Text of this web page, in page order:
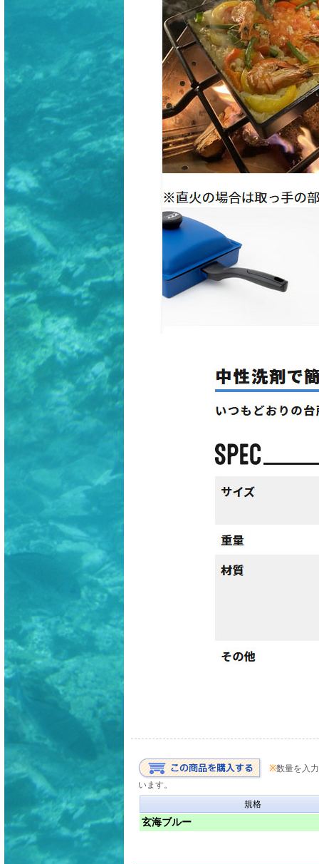
※数量を入
います。
規格
玄海ブルー